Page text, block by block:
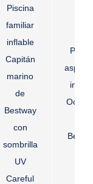
Piscina
familiar
inflable
Capitán
marino
de
Bestway
con
sombrilla
UV
Careful